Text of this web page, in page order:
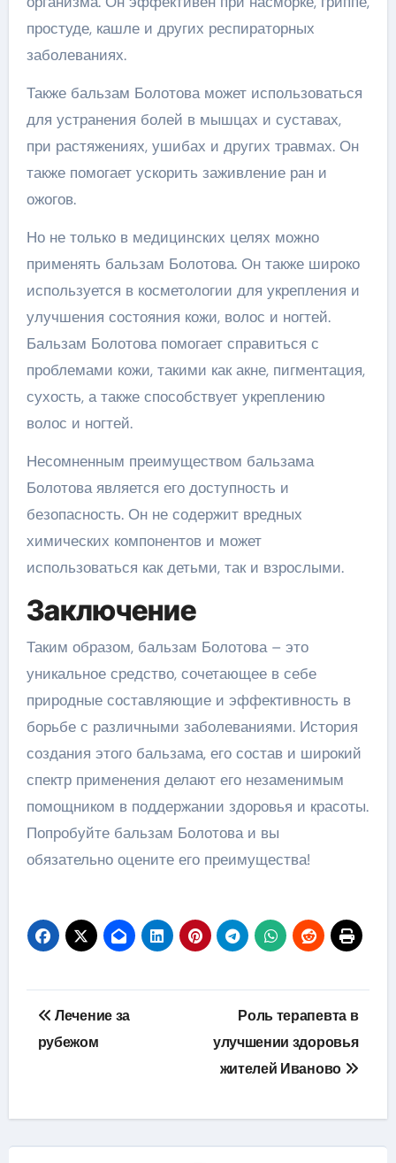
простуде, кашле и других респираторных
заболеваниях.
Также бальзам Болотова может использоваться
для устранения болей в мышцах и суставах,
при растяжениях, ушибах и других травмах. Он
также помогает ускорить заживление ран и
ожогов.
Но не только в медицинских целях можно
применять бальзам Болотова. Он также широко
используется в косметологии для укрепления и
улучшения состояния кожи, волос и ногтей.
Бальзам Болотова помогает справиться с
проблемами кожи, такими как акне, пигментация,
сухость, а также способствует укреплению
волос и ногтей.
Несомненным преимуществом бальзама
Болотова является его доступность и
безопасность. Он не содержит вредных
химических компонентов и может
использоваться как детьми, так и взрослыми.
Заключение
Таким образом, бальзам Болотова – это
уникальное средство, сочетающее в себе
природные составляющие и эффективность в
борьбе с различными заболеваниями. История
создания этого бальзама, его состав и широкий
спектр применения делают его незаменимым
помощником в поддержании здоровья и красоты.
Попробуйте бальзам Болотова и вы
обязательно оцените его преимущества!
Навигация
по
Лечение за
рубежом
Роль терапевта в
улучшении здоровья
жителей Иваново